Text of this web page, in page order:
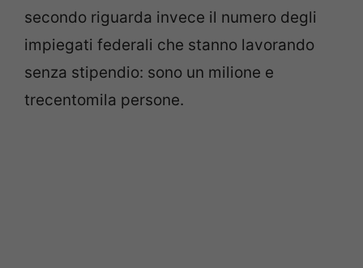
secondo riguarda invece il numero degli
impiegati federali che stanno lavorando
senza stipendio: sono un milione e
trecentomila persone.